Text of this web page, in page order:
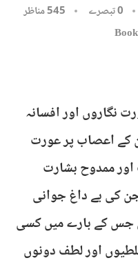
0 تبصرے 545مناظر
نگاروں اور افسانہ
کے اعصاب پر عورت
اور ممدوح بشارت
کی بے داغ جوانی
جس کے بارے میں کسی
اور لطف دونوں